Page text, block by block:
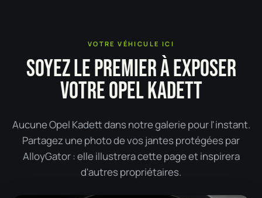
VOTRE VÉHICULE ICI
SOYEZ LE PREMIER À EXPOSER
VOTRE OPEL KADETT
Aucune Opel Kadett dans notre galerie pour l'instant.
Partagez une photo de vos jantes protégées par
AlloyGator : elle illustrera cette page et inspirera
d'autres propriétaires.